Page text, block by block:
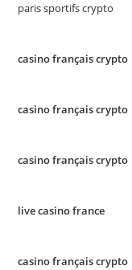
paris sportifs crypto
casino français crypto
casino français crypto
casino français crypto
live casino france
casino français crypto